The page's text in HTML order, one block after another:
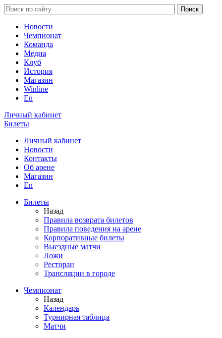
Новости
Чемпионат
Команда
Медиа
Клуб
История
Магазин
Winline
En
Личный кабинет
Билеты
Личный кабинет
Новости
Контакты
Об арене
Магазин
En
Билеты
Назад
Правила возврата билетов
Правила поведения на арене
Корпоративные билеты
Выездные матчи
Ложи
Ресторан
Трансляции в городе
Чемпионат
Назад
Календарь
Турнирная таблица
Матчи